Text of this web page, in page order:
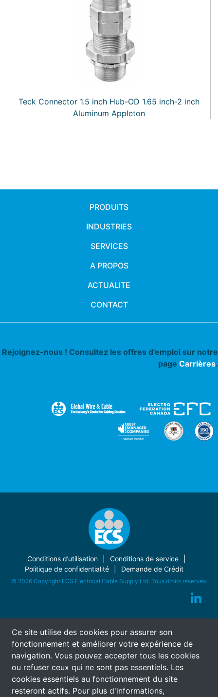
Teck Connector 1.5 inch Hub-OD 1.65 inch-2 inch
Aluminum Appleton
Ce site utilise des cookies pour assurer son
fonctionnement et améliorer votre expérience de
navigation. Vous pouvez accepter tous les cookies
ou refuser ceux qui ne sont pas essentiels. Les
cookies essentiels au fonctionnement du site
resteront actifs. Pour plus d'informations,
PRODUITS
INDUSTRIES
SERVICES
A PROPOS
ACTUALITE
CONTACT
Rejoignez-nous ! Consultez les offres d'emploi sur notre
page Carrières.
Conditions d’utilisation
Conditions de service
Politique de confidentialité
Demande de Crédit
© 2026 Copyright ECS Electrical Cable Supply Ltd. Tous droits réservés.